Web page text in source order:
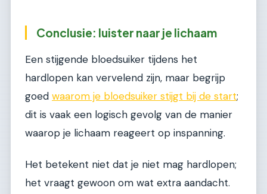
Conclusie: luister naar je lichaam
Een stijgende bloedsuiker tijdens het
hardlopen kan vervelend zijn, maar begrijp
goed waarom je bloedsuiker stijgt bij de start;
dit is vaak een logisch gevolg van de manier
waarop je lichaam reageert op inspanning.
Het betekent niet dat je niet mag hardlopen;
het vraagt gewoon om wat extra aandacht.